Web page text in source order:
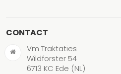
CONTACT
Vm Traktaties
Wildforster 54
6713 KC Ede (NL)